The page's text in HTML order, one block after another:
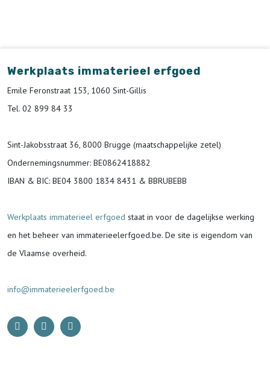
Werkplaats immaterieel erfgoed
Emile Feronstraat 153, 1060 Sint-Gillis
Tel. 02 899 84 33
Sint-Jakobsstraat 36, 8000 Brugge (maatschappelijke zetel)
Ondernemingsnummer: BE0862418882
IBAN & BIC: BE04 3800 1834 8431 & BBRUBEBB
Werkplaats immaterieel erfgoed staat in voor de dagelijkse werking
en het beheer van immaterieelerfgoed.be. De site is eigendom van
de Vlaamse overheid.
info@immaterieelerfgoed.be